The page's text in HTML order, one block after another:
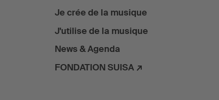
Je crée de la musique
J'utilise de la musique
News & Agenda
FONDATION SUISA ↗